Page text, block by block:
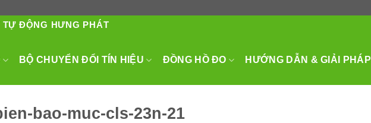
ĐỘNG HƯNG PHÁT
BỘ CHUYỂN ĐỔI TÍN HIỆU ĐỒNG HỒ ĐO HƯỚNG DẪN & GIẢI PHÁP
bao-muc-cls-23n-21